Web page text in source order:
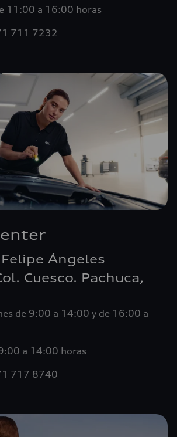
11:00 a 16:00 horas
711 7232
Ángeles
Cuesco. Pachuca,
de 9:00 a 14:00 y de 16:00 a
a 14:00 horas
717 8740